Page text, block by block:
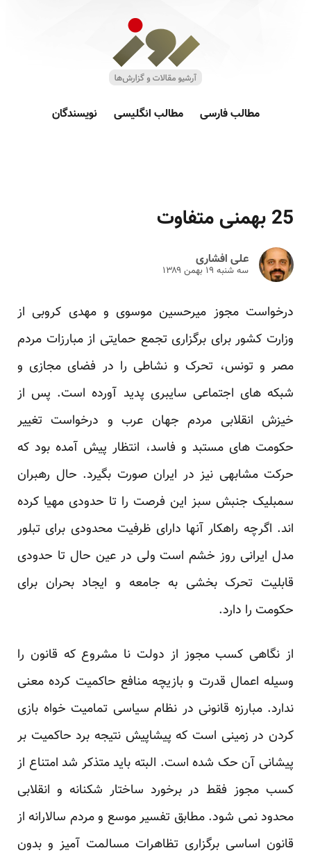
مطالب فارسی مطالب انگلیسی نویسندگان
25 بهمنی متفاوت
علی افشاری
سه شنبه ۱۹ بهمن ۱۳۸۹
درخواست مجوز میرحسین موسوی و مهدی کروبی از
وزارت کشور برای برگزاری تجمع حمایتی از مبارزات مردم
مصر و تونس، تحرک و نشاطی را در فضای مجازی و
شبکه های اجتماعی سایبری پدید آورده است. پس از
خیزش انقلابی مردم جهان عرب و درخواست تغییر
حکومت های مستبد و فاسد، انتظار پیش آمده بود که
حرکت مشابهی نیز در ایران صورت بگیرد. حال رهبران
سمبلیک جنبش سبز این فرصت را تا حدودی مهیا کرده
اند. اگرچه راهکار آنها دارای ظرفیت محدودی برای تبلور
مدل ایرانی روز خشم است ولی در عین حال تا حدودی
قابلیت تحرک بخشی به جامعه و ایجاد بحران برای
حکومت را دارد.
از نگاهی کسب مجوز از دولت نا مشروع که قانون را
وسیله اعمال قدرت و بازیچه منافع حاکمیت کرده معنی
ندارد. مبارزه قانونی در نظام سیاسی تمامیت خواه بازی
کردن در زمینی است که پیشاپیش نتیجه برد حاکمیت بر
پیشانی آن حک شده است. البته باید متذکر شد امتناع از
کسب مجوز فقط در برخورد ساختار شکنانه و انقلابی
محدود نمی شود. مطابق تفسیر موسع و مردم سالارانه از
قانون اساسی برگزاری تظاهرات مسالمت آمیز و بدون